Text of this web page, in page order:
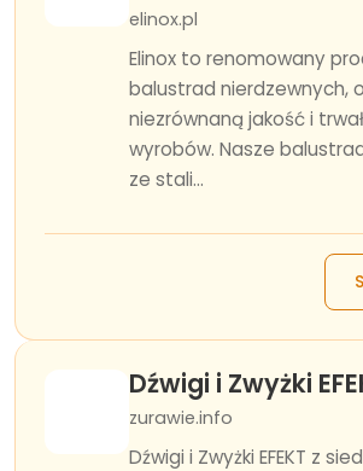
elinox.pl
Elinox to renomowany
balustrad nierdzewnych,
niezrównaną jakość i
wyrobów. Nasze
ze stali...
Dźwigi i Zwyżki
zurawie.info
Dźwigi i Zwyżki EFEKT z